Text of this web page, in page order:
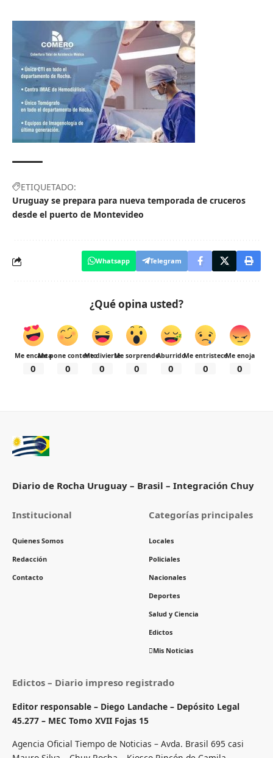
ETIQUETADO:
Uruguay se prepara para nueva temporada de cruceros
desde el puerto de Montevideo
Whatsapp Telegram
¿Qué opina usted?
Me encanta
0
Me pone contento
0
Me divierte
0
Me sorprende
0
Aburrido
0
Me entristece
0
Me enoja
0
Diario de Rocha Uruguay – Brasil – Integración Chuy
Institucional
Quienes Somos
Redacción
Contacto
Categorías principales
Locales
Policiales
Nacionales
Deportes
Salud y Ciencia
Edictos
Mis Noticias
Edictos – Diario impreso registrado
Editor responsable – Diego Landache – Depósito Legal
45.277 – MEC Tomo XVII Fojas 15
Agencia Oficial Tiempo de Noticias – Avda. Brasil 695 casi